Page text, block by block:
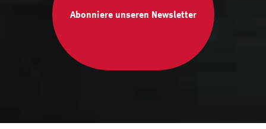
Abonniere unseren Newsletter